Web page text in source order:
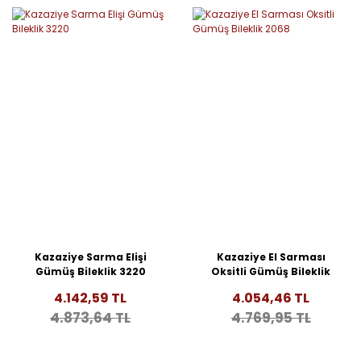
Kazaziye Sarma Elişi
Gümüş Bileklik 3220
4.142,59 TL
4.873,64 TL
Kazaziye El Sarması
Oksitli Gümüş Bileklik
4.054,46 TL
4.769,95 TL